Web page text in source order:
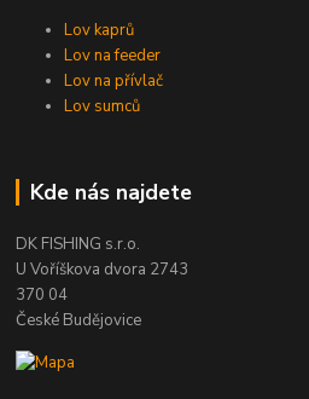
Lov kaprů
Lov na feeder
Lov na přívlač
Lov sumců
Kde nás najdete
DK FISHING s.r.o.
U Voříškova dvora 2743
370 04
České Budějovice